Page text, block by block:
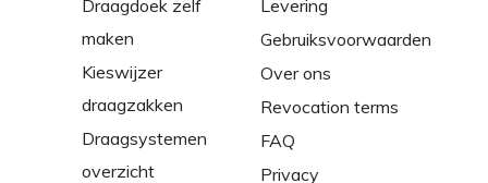
Draagdoek zelf
maken
Kieswijzer
draagzakken
Draagsystemen
overzicht
Levering
Gebruiksvoorwaarden
Over ons
Revocation terms
FAQ
Privacy